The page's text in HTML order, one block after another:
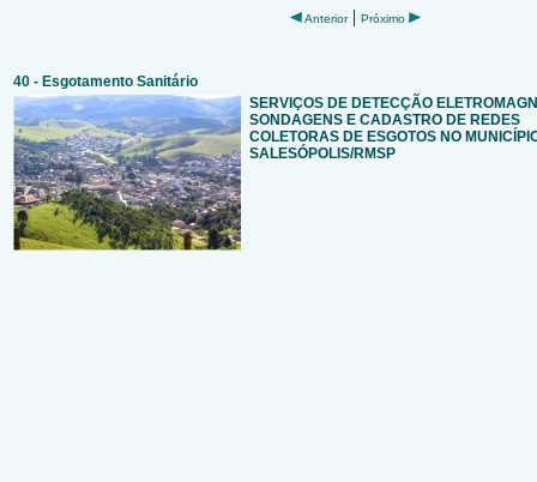
Anterior| Próximo
40 - Esgotamento Sanitário
SERVIÇOS DE DETECÇÃO
SONDAGENS E CADASTRO DE REDES
COLETORAS DE ESGOTOS NO
SALESÓPOLIS/RMSP